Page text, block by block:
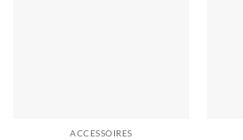
ACCESSOIRES